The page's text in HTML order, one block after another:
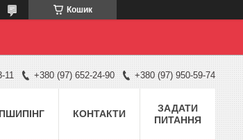
Кошик
11 +380 (97) 652-24-90 +380 (97) 950-59-74
КОНТАКТИ
ЗАДАТИ
ПИТАННЯ